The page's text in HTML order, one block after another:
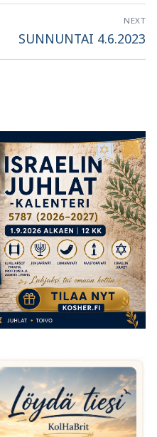
NEXT
Next
SUNNUNTAI 4.6.2023